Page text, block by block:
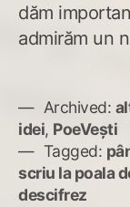
dăm
admirăm un
Archived:
idei, PoeVești
Tagged:
scriu la poala
descifrez